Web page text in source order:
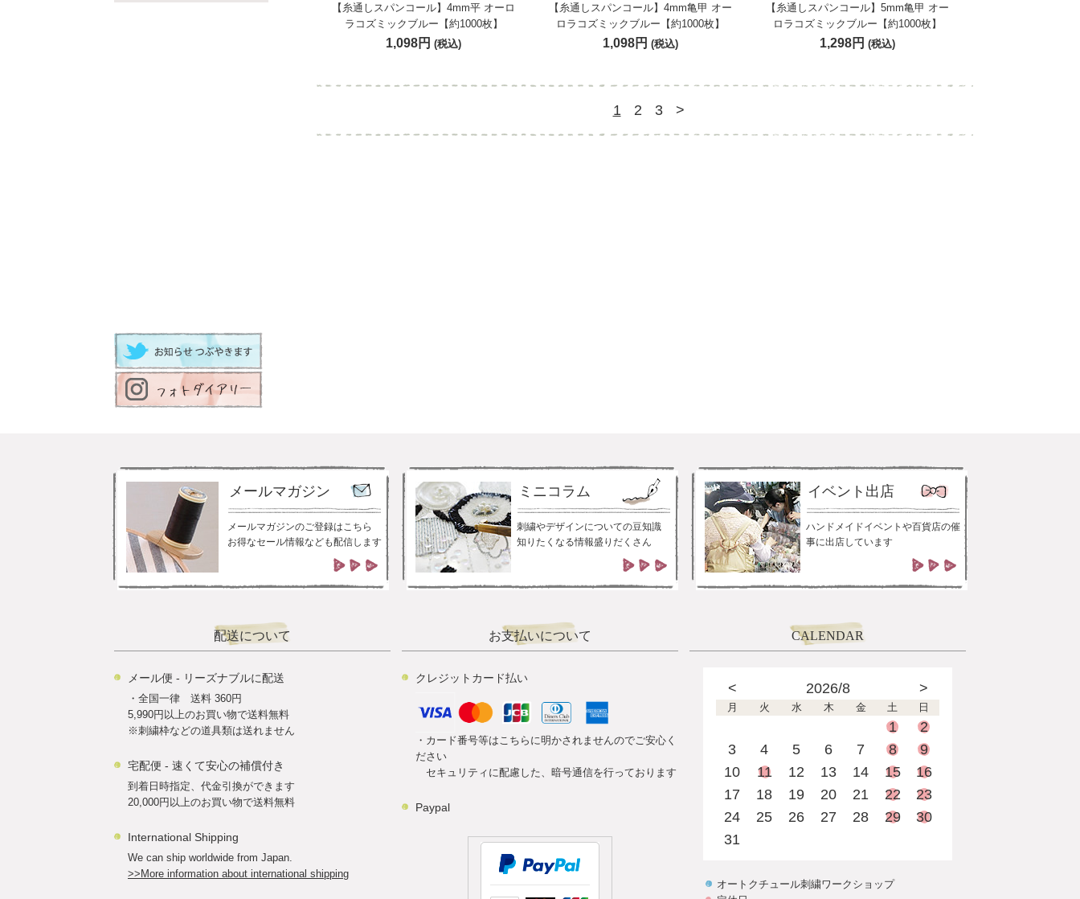
【糸通しスパンコール】4mm平 オーロ
ラコズミックブルー【約1000枚】
1,098円 (税込)
【糸通しスパンコール】4mm亀甲 オー
ロラコズミックブルー【約1000枚】
1,098円 (税込)
【糸通しスパンコール】5mm亀甲 オー
ロラコズミックブルー【約1000枚】
1,298円 (税込)
1 2 3 >
メールマガジン
メールマガジンのご登録はこちら
お得なセール情報なども配信します
ミニコラム
刺繍やデザインについての豆知識
知りたくなる情報盛りだくさん
イベント出店
ハンドメイドイベントや百貨店の催
事に出店しています
配送について
メール便 - リーズナブルに配送
・全国一律 送料 360円
5,990円以上のお買い物で送料無料
※刺繍枠などの道具類は送れません
宅配便 - 速くて安心の補償付き
到着日時指定、代金引換ができます
20,000円以上のお買い物で送料無料
International Shipping
We can ship worldwide from Japan.
>>More information about international shipping
お支払いについて
クレジットカード払い
・カード番号等はこちらに明かされませんのでご安心く
ださい
セキュリティに配慮した、暗号通信を行っております
Paypal
CALENDAR
< 2026/8 >
月 火 水 木 金 土 日
1
2
3
4 5 6 7 8
9
10
11 12 13 14 15
16
17
18 19 20 21 22
23
24
25 26 27 28 29
30
31
オートクチュール刺繍ワークショップ